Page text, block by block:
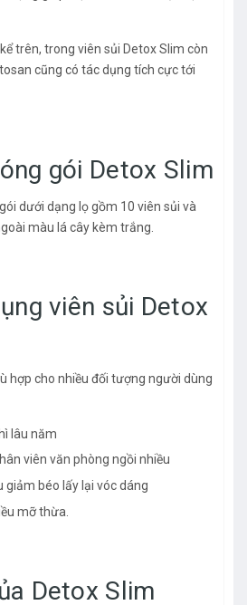
trên, trong viên sủi Detox Slim còn
cũng có tác dụng tích cực tới
gói Detox Slim
dưới dạng lọ gồm 10 viên sủi và
màu lá cây kèm trắng.
viên sủi Detox
hợp cho nhiều đối tượng người dùng
lâu năm
viên văn phòng ngồi nhiều
giảm béo lấy lại vóc dáng
mỡ thừa.
Detox Slim